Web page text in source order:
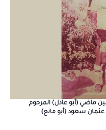
ماضي (أبو عادل) المرحوم
سعود (أبو مانع)